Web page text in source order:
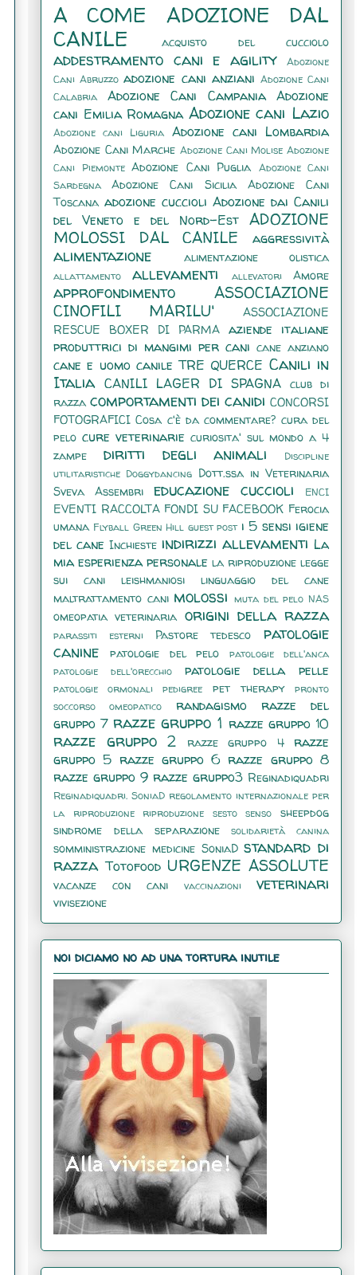
A COME ADOZIONE DAL
CANILE
acquisto del cucciolo
addestramento cani e agility
Adozione
Cani Abruzzo adozione cani anziani Adozione Cani
Calabria
Adozione Cani Campania
Adozione
cani Emilia Romagna Adozione cani Lazio
Adozione cani Liguria Adozione cani Lombardia
Adozione Cani Marche Adozione Cani Molise Adozione
Cani Piemonte Adozione Cani Puglia Adozione Cani
Sardegna
Adozione Cani Sicilia
Adozione Cani
Toscana adozione cuccioli Adozione dai Canili
del Veneto e del Nord-Est ADOZIONE
MOLOSSI DAL CANILE
aggressività
alimentazione alimentazione olistica
allattamento allevamenti allevatori Amore
approfondimento
ASSOCIAZIONE
CINOFILI MARILU'
ASSOCIAZIONE
RESCUE BOXER DI PARMA aziende italiane
produttrici di mangimi per cani cane anziano
cane e uomo canile TRE QUERCE Canili in
Italia CANILI LAGER DI SPAGNA club di
razza comportamenti dei canidi CONCORSI
FOTOGRAFICI Cosa c'è da commentare? cura del
pelo cure veterinarie curiosita' sul mondo a 4
zampe
diritti degli animali
Discipline
utilitaristiche Doggydancing Dott.ssa in Veterinaria
Sveva Assembri
educazione cuccioli ENCI
EVENTI RACCOLTA FONDI SU FACEBOOK Ferocia
umana Flyball Green Hill guest post i 5 sensi igiene
del cane Inchieste indirizzi allevamenti La
mia esperienza personale la riproduzione legge
sui cani
leishmaniosi
linguaggio del cane
maltrattamento cani molossi muta del pelo NAS
omeopatia veterinaria origini della razza
parassiti esterni Pastore tedesco
patologie
canine
patologie del pelo
patologie dell'anca
patologie dell'orecchio
patologie della pelle
patologie ormonali pedigree pet therapy
pronto
soccorso omeopatico
randagismo
razze del
gruppo 7 razze gruppo 1 razze gruppo 10
razze gruppo 2 razze gruppo 4
razze
gruppo 5 razze gruppo 6 razze gruppo 8
razze gruppo 9 razze gruppo3 Reginadiquadri
Reginadiquadri. SoniaD regolamento internazionale per
la riproduzione
riproduzione sesto senso
sheepdog
sindrome della separazione
solidarietà canina
somministrazione medicine SoniaD standard di
razza Totofood URGENZE ASSOLUTE
vacanze con cani vaccinazioni veterinari
vivisezione
noi diciamo no ad una tortura inutile